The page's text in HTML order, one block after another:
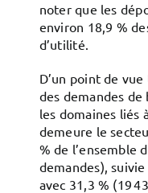
noter que les
environ 18,9 %
d’utilité.
D’un point de
des demandes
les domaines liés
demeure le
% de l’ensemble
demandes),
avec 31,3 % (19